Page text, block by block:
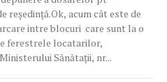
reședință.Ok, acum cât este de
intre blocuri care sunt la o
ferestrele locatarilor,
Sănătații, nr...